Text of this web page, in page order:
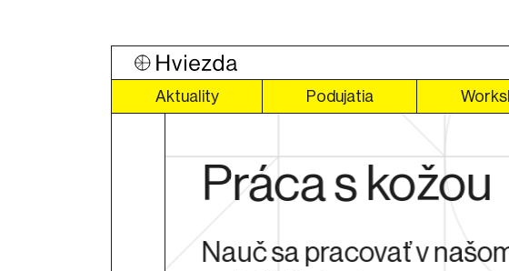
Aktuality Podujatia
Práca s kožou
Nauč sa pracovať v